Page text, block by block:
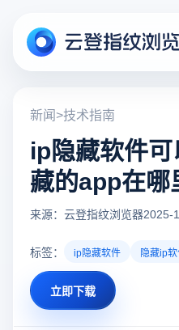
新闻>技术指南
ip隐藏软件
藏的app在哪
来源：云登指纹浏览器2025-
标签： ip隐藏软件 隐藏ip
立即下载